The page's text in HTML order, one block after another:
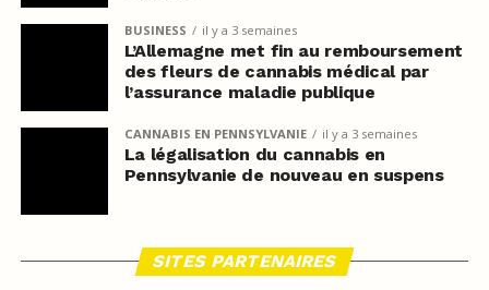
BUSINESS il y a 3 semaines
L’Allemagne met fin au remboursement
des fleurs de cannabis médical par
l’assurance maladie publique
CANNABIS EN PENNSYLVANIE il y a 3 semaines
La légalisation du cannabis en
Pennsylvanie de nouveau en suspens
SITES PARTENAIRES